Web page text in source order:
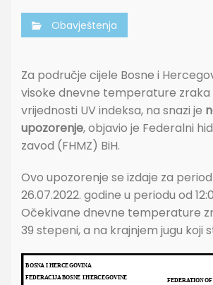
Obavještenja
Za područje cijele Bosne i
visoke dnevne temperature zraka
vrijednosti UV indeksa, na snazi je
upozorenje, objavio je Federalni
zavod (FHMZ) BiH.
Ovo upozorenje se izdaje za
26.07.2022. godine u periodu od
Očekivane dnevne temperature
39 stepeni, a na krajnjem jugu koji